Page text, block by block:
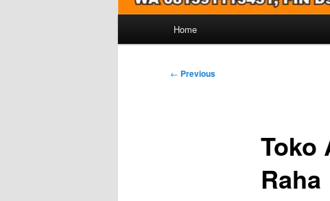
Home
Post
← Previous
Toko
Raha